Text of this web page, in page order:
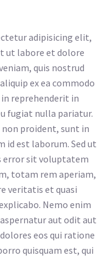
adipisicing elit,
ut labore et dolore
quis nostrud
ex ea commodo
reprehenderit in
fugiat nulla pariatur.
proident, sunt in
id est laborum. Sed ut
error sit voluptatem
totam rem aperiam,
veritatis et quasi
Nemo enim
aut odit aut
eos qui ratione
quisquam est, qui